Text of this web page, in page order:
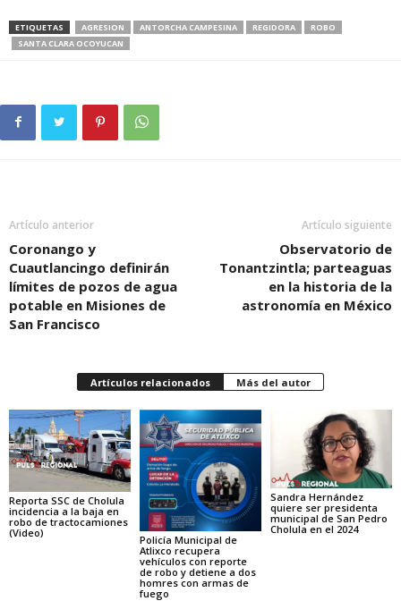
ETIQUETAS AGRESION ANTORCHA CAMPESINA REGIDORA
ROBO
SANTA CLARA OCOYUCAN
Artículo anterior
Coronango y
Cuautlancingo definirán
límites de pozos de agua
potable en Misiones de
San Francisco
Artículo siguiente
Observatorio de
Tonantzintla; parteaguas
en la historia de la
astronomía en México
Artículos relacionados Más del autor
Reporta SSC de Cholula
incidencia a la baja en
robo de tractocamiones
(Video)
Policía Municipal de
Atlixco recupera
vehículos con reporte
de robo y detiene a dos
homres con armas de
fuego
Sandra Hernández
quiere ser presidenta
municipal de San Pedro
Cholula en el 2024